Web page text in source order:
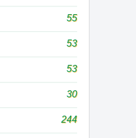
55
53
53
30
244